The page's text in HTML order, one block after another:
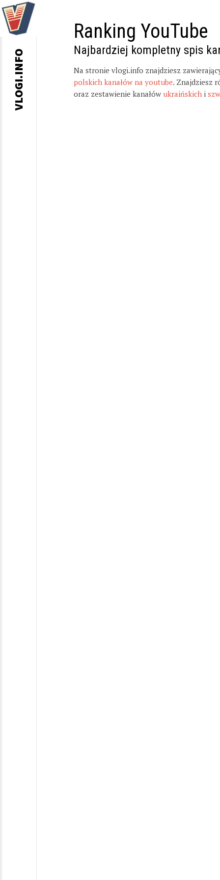
Ranking YouTube
Najbardziej kompletny spis
Na stronie vlogi.info znajdziesz
polskich kanałów na youtube. Znajdziesz
oraz zestawienie kanałów ukraińskich i
VLOGI.INFO